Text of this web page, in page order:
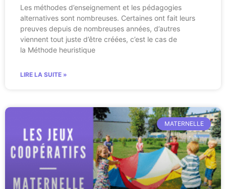
Les méthodes d’enseignement et les pédagogies
alternatives sont nombreuses. Certaines ont fait leurs
preuves depuis de nombreuses années, d’autres
viennent tout juste d’être créées, c’est le cas de
la Méthode heuristique
LIRE LA SUITE »
MATERNELLE